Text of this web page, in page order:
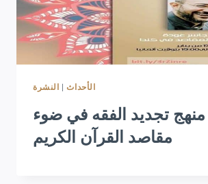
الأحداث| النشرة
منهج تجديد الفقه في ضوء
مقاصد القرآن الكريم